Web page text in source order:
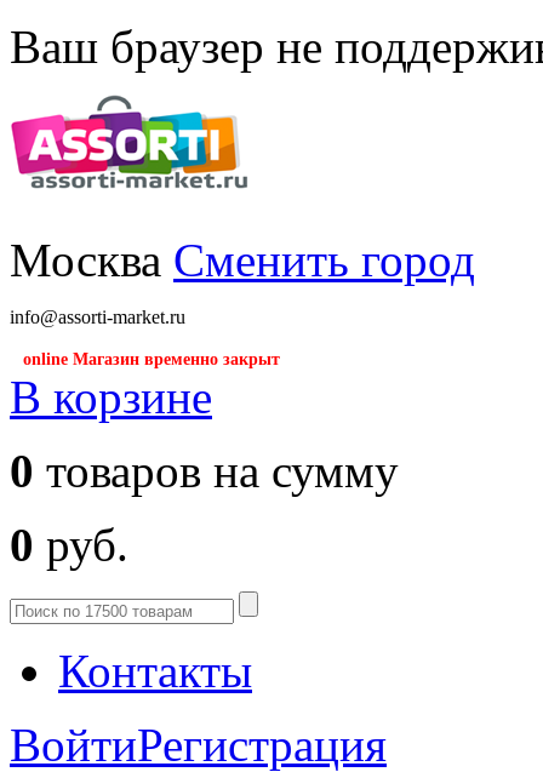
Ваш браузер не
Москва Сменить город
info@assorti-market.ru
online Магазин временно закрыт
В корзине
0 товаров на сумму
0 руб.
Контакты
ВойтиРегистрация